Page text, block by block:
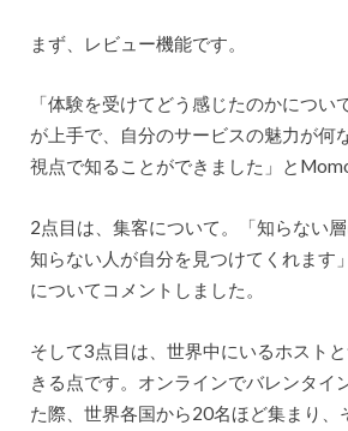
まず、レビュー機能です。
「体験を受けてどう感じたのかについ
が上手で、自分のサービスの魅力が何
視点で知ることができました」と
2点目は、集客について。「知らない層
知らない人が自分を見つけてくれます
についてコメントしました。
そして3点目は、世界中にいるホスト
きる点です。オンラインでバレンタイ
た際、世界各国から20名ほど集まり、